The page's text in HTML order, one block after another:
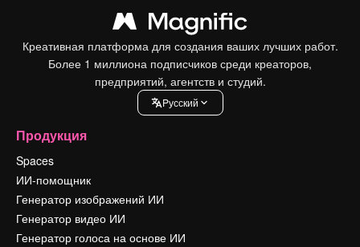
Креативная платформа для создания ваших лучших работ.
Более 1 миллиона подписчиков среди креаторов,
предприятий, агентств и студий.
Pусский
Продукция
Spaces
ИИ-помощник
Генератор изображений ИИ
Генератор видео ИИ
Генератор голоса на основе ИИ